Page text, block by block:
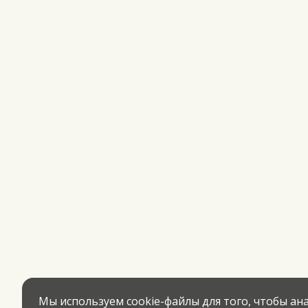
Мы используем cookie-файлы для того, чтобы